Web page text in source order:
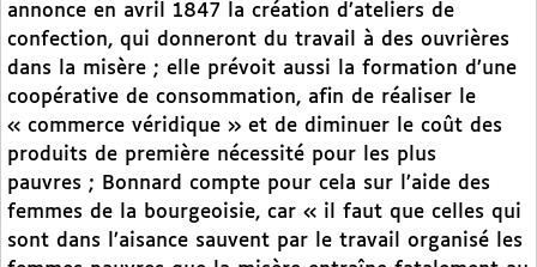
annonce en avril 1847 la création d’ateliers de
confection, qui donneront du travail à des ouvrières
dans la misère ; elle prévoit aussi la formation d’une
coopérative de consommation, afin de réaliser le
« commerce véridique » et de diminuer le coût des
produits de première nécessité pour les plus
pauvres ; Bonnard compte pour cela sur l’aide des
femmes de la bourgeoisie, car « il faut que celles qui
sont dans l’aisance sauvent par le travail organisé les